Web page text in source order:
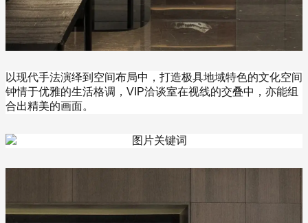
以现代手法演绎到空间布局中，打造极具地域特色的文化空间
钟情于优雅的生活格调，VIP洽谈室在视线的交叠中，亦能组
合出精美的画面。